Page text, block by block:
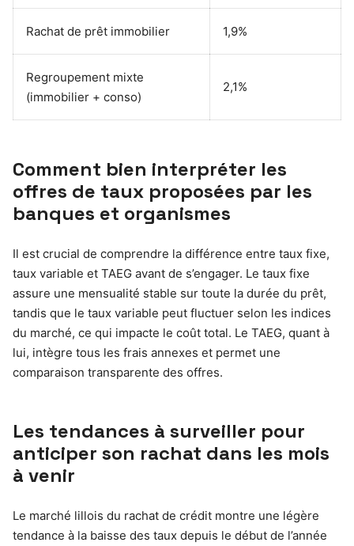
Rachat de prêt immobilier 1,9%
Regroupement mixte
(immobilier + conso)
2,1%
Comment bien interpréter les
offres de taux proposées par les
banques et organismes
Il est crucial de comprendre la différence entre taux fixe,
taux variable et TAEG avant de s’engager. Le taux fixe
assure une mensualité stable sur toute la durée du prêt,
tandis que le taux variable peut fluctuer selon les indices
du marché, ce qui impacte le coût total. Le TAEG, quant à
lui, intègre tous les frais annexes et permet une
comparaison transparente des offres.
Les tendances à surveiller pour
anticiper son rachat dans les mois
à venir
Le marché lillois du rachat de crédit montre une légère
tendance à la baisse des taux depuis le début de l’année